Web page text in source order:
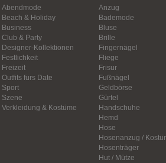
Abendmode
Beach & Holiday
Business
Club & Party
Designer-Kollektionen
Festlichkeit
Freizeit
Outfits fürs Date
Sport
Szene
Verkleidung & Kostüme
Anzug
Bademode
Bluse
Brille
Fingernägel
Fliege
Frisur
Fußnägel
Geldbörse
Gürtel
Handschuhe
Hemd
Hose
Hosenanzug /
Hosenträger
Hut / Mütze